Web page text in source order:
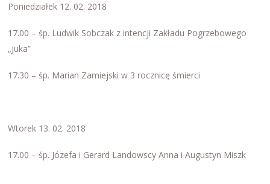
Poniedziałek 12. 02. 2018
17.00 – śp. Ludwik Sobczak z intencji Zakładu Pogrzebowego
„Juka”
17.30 – śp. Marian Zamiejski w 3 rocznicę śmierci
Wtorek 13. 02. 2018
17.00 – śp. Józefa i Gerard Landowscy Anna i Augustyn Miszk